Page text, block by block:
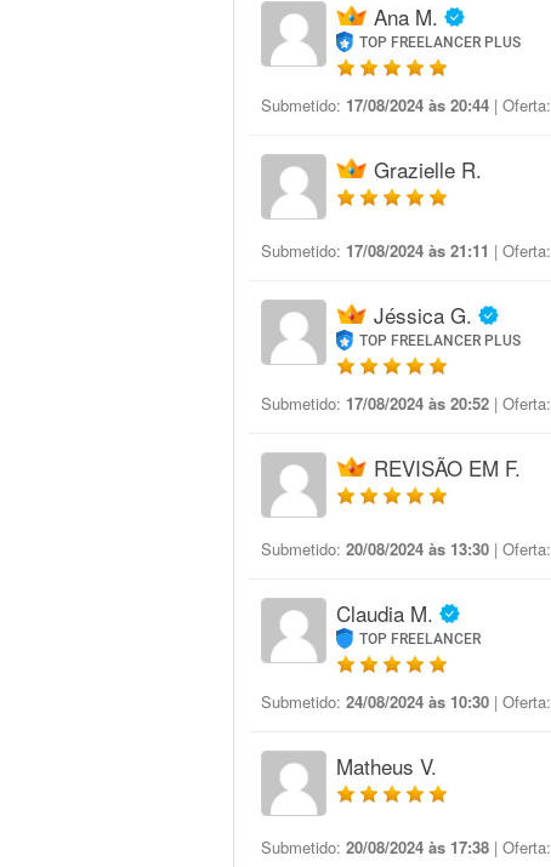
Ana M.
TOP FREELANCER PLUS
Submetido: 17/08/2024 às 20:44 | Oferta:
Grazielle R.
Submetido: 17/08/2024 às 21:11 | Oferta:
Jéssica G.
TOP FREELANCER PLUS
Submetido: 17/08/2024 às 20:52 | Oferta:
REVISÃO EM F.
Submetido: 20/08/2024 às 13:30 | Oferta:
Claudia M.
TOP FREELANCER
Submetido: 24/08/2024 às 10:30 | Oferta:
Matheus V.
Submetido: 20/08/2024 às 17:38 | Oferta: